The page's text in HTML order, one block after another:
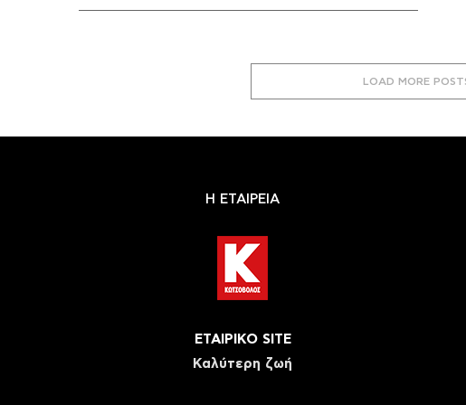
LOAD MORE
Η ΕΤΑΙΡΕΙΑ
ΕΤΑΙΡΙΚΟ SITE
Καλύτερη ζωή